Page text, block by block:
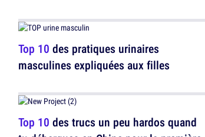
Top 10 des pratiques urinaires
masculines expliquées aux filles
Top 10 des trucs un peu hardos quand